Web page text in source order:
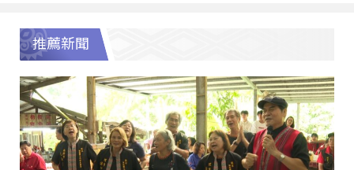
推薦新聞